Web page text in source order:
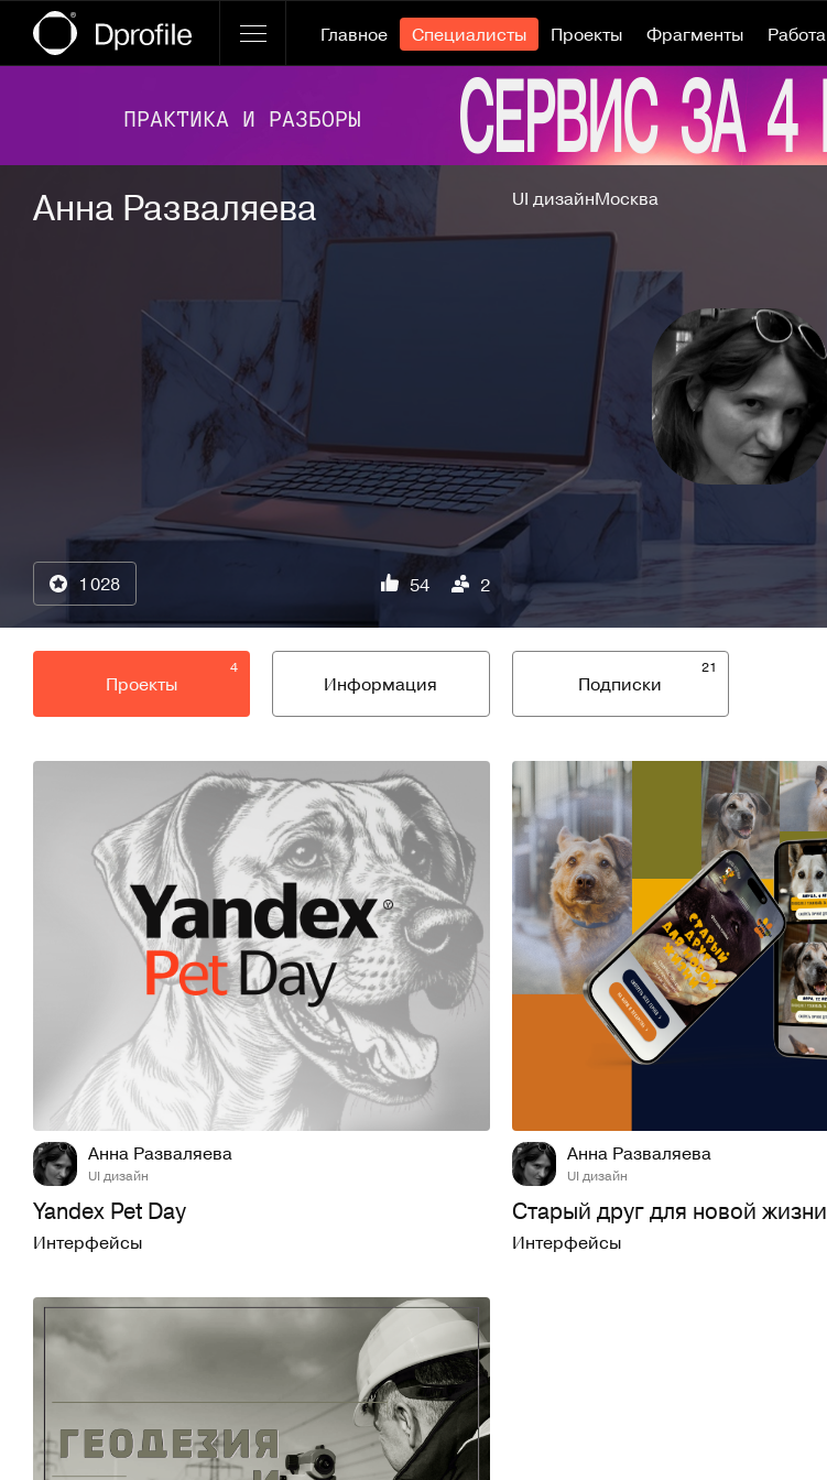
Главное Специалисты Проекты Фрагменты Работа
Анна Разваляева UI дизайнМосква
1 028 54 2
4
Проекты Информация
21
Подписки
8
Анна Разваляева
UI дизайн
Yandex Pet Day
Интерфейсы
Анна Разваляева
UI дизайн
Старый друг для новой жизни
Интерфейсы